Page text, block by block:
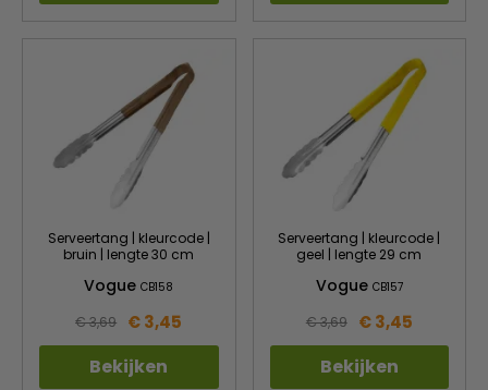
Serveertang | kleurcode |
bruin | lengte 30 cm
VogueCB158
€ 3,69 € 3,45
Bekijken
Serveertang | kleurcode |
geel | lengte 29 cm
Vogue CB157
€ 3,69 € 3,45
Bekijken